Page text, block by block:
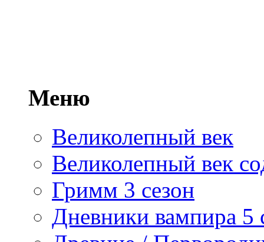
Меню
Великолепный век
Великолепный век
Гримм 3 сезон
Дневники вампира 5